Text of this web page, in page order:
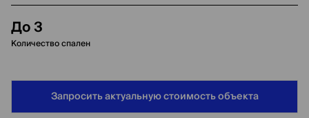
До 3
Количество спален
Запросить актуальную стоимость объекта